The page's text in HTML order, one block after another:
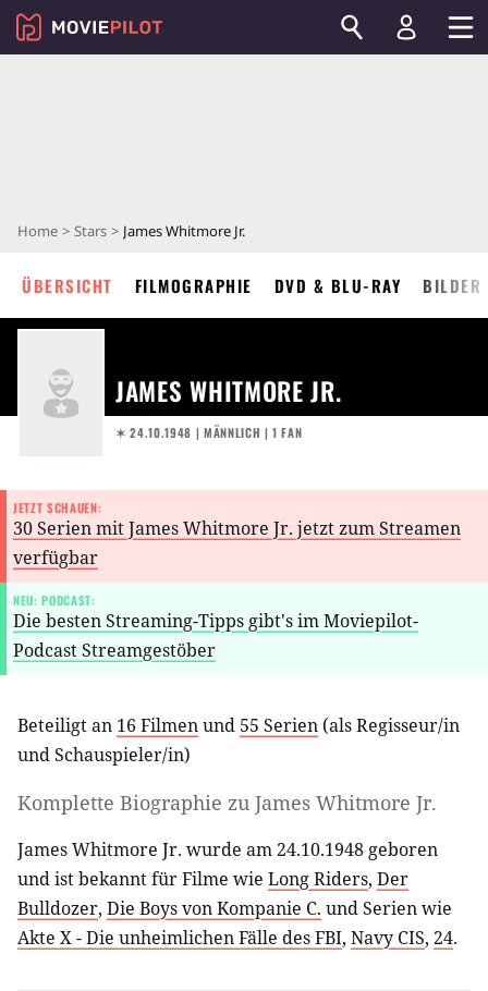
Home Stars James Whitmore Jr.
ÜBERSICHT FILMOGRAPHIE DVD & BLU-RAY BILDER
JAMES WHITMORE JR.
✶ 24.10.1948 | MÄNNLICH | 1 FAN
JETZT SCHAUEN:
30 Serien mit James Whitmore Jr. jetzt zum Streamen
verfügbar
NEU: PODCAST:
Die besten Streaming-Tipps gibt's im Moviepilot-
Podcast Streamgestöber
Beteiligt an 16 Filmenund 55 Serien (alsRegisseur/in
undSchauspieler/in)
Komplette Biographie zu James Whitmore Jr.
James Whitmore Jr. wurde am 24.10.1948 geboren
und ist bekannt für Filme wie Long Riders, Der
Bulldozer, Die Boys von Kompanie C. und Serien wie
Akte X - Die unheimlichen Fälle des FBI, Navy CIS, 24.